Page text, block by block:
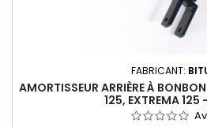
FABRICANT:
AMORTISSEUR ARRIÈRE À
125, EXTREMA 125